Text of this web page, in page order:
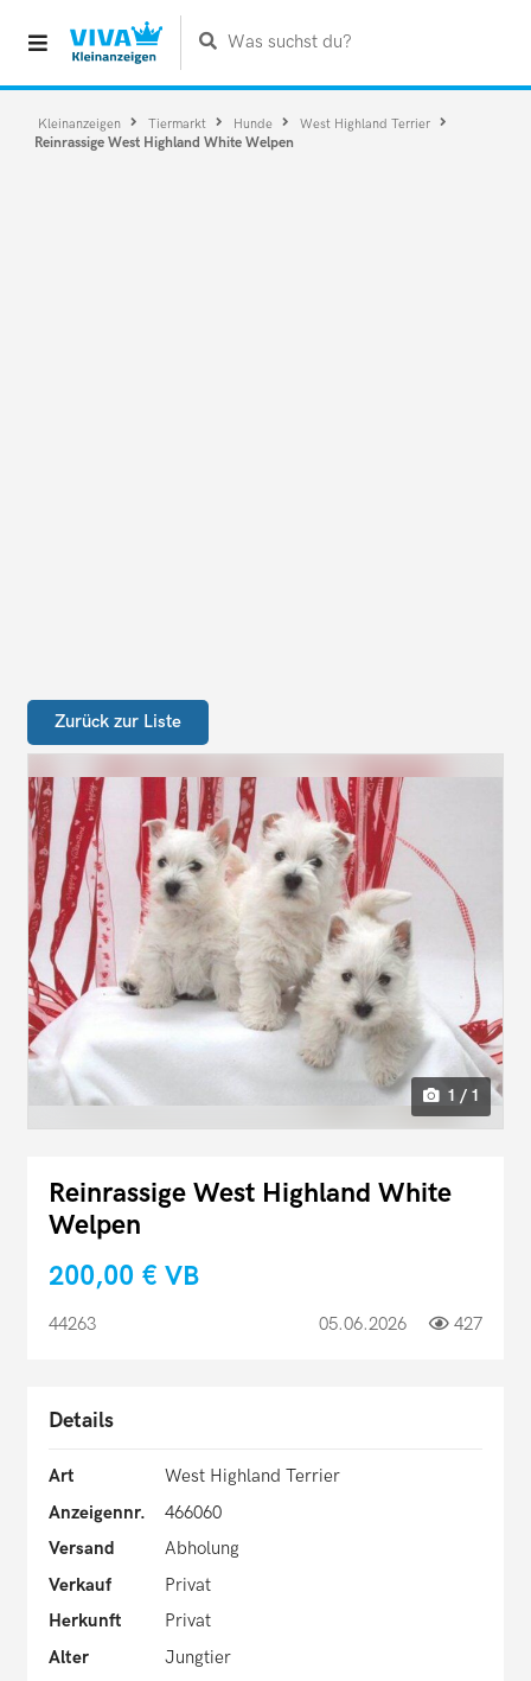
Was suchst du?
Kleinanzeigen Tiermarkt Hunde West Highland Terrier
Reinrassige West Highland White Welpen
Zurück zur Liste
1 / 1
Reinrassige West Highland White
Welpen
200,00 € VB
44263 05.06.2026 427
Details
Art
West Highland Terrier
Anzeigennr.
466060
Versand
Abholung
Verkauf
Privat
Herkunft
Privat
Alter
Jungtier